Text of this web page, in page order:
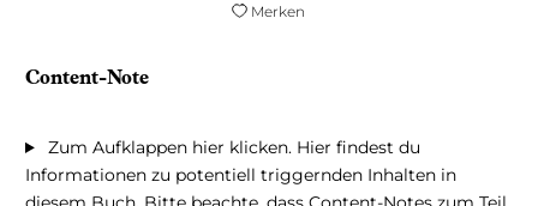
Merken
Content-Note
Zum Aufklappen hier klicken. Hier findest du
Informationen zu potentiell triggernden Inhalten in